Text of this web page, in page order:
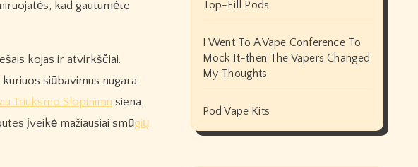
kad gautumėte
kojas ir atvirkščiai.
siūbavimus nugara
Triukšmo Slopinimu siena,
įveikė mažiausiai smūgių
Top-Fill Pods
I Went To A Vape Conference To
Mock It-then The Vapers Changed
My Thoughts
Pod Vape Kits